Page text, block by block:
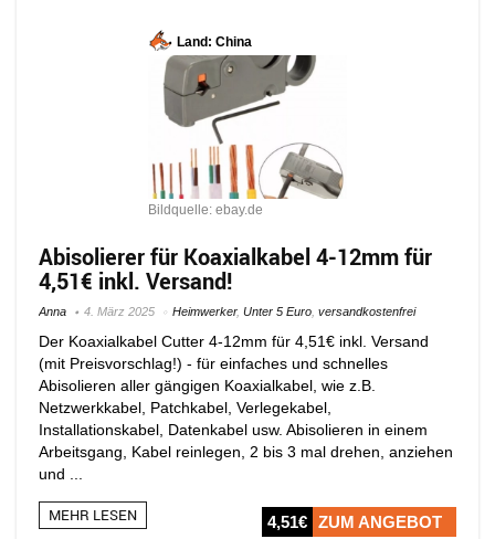
Land: China
Bildquelle: ebay.de
Abisolierer für Koaxialkabel 4-12mm für
4,51€ inkl. Versand!
Anna 4. März 2025 Heimwerker, Unter 5 Euro versandkostenfrei
Der Koaxialkabel Cutter 4-12mm für 4,51€ inkl. Versand
(mit Preisvorschlag!) - für einfaches und schnelles
Abisolieren aller gängigen Koaxialkabel, wie z.B.
Netzwerkkabel, Patchkabel, Verlegekabel,
Installationskabel, Datenkabel usw. Abisolieren in einem
Arbeitsgang, Kabel reinlegen, 2 bis 3 mal drehen, anziehen
und ...
MEHR LESEN 4,51€ ZUM ANGEBOT